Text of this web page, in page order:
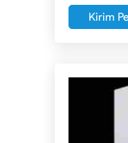
Kirim